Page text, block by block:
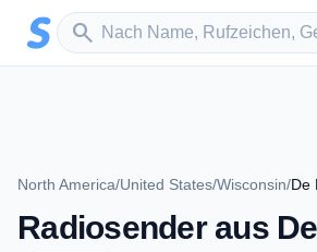
Zum Hauptinhalt springen
search
Sender suchen
North America/United States/Wisconsin/De
Radiosender aus